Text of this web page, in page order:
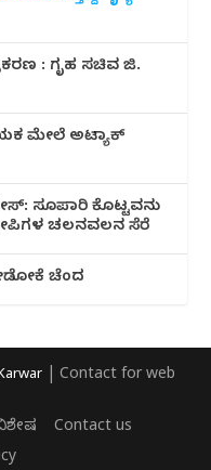
: ಗೃಹ ಸಚಿವ ಜಿ.
ಮೇಲೆ ಅಟ್ಯಾಕ್
ಸೂಪಾರಿ ಕೊಟ್ಟವನು
ಚಲನವಲನ ಸೆರೆ
ಚೆಂದ
| Contact for web
Contact us